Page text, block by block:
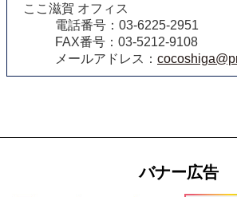
ここ滋賀 オフィス
電話番号：03-6225-2951
FAX番号：03-5212-9108
メールアドレス：
バナー広告